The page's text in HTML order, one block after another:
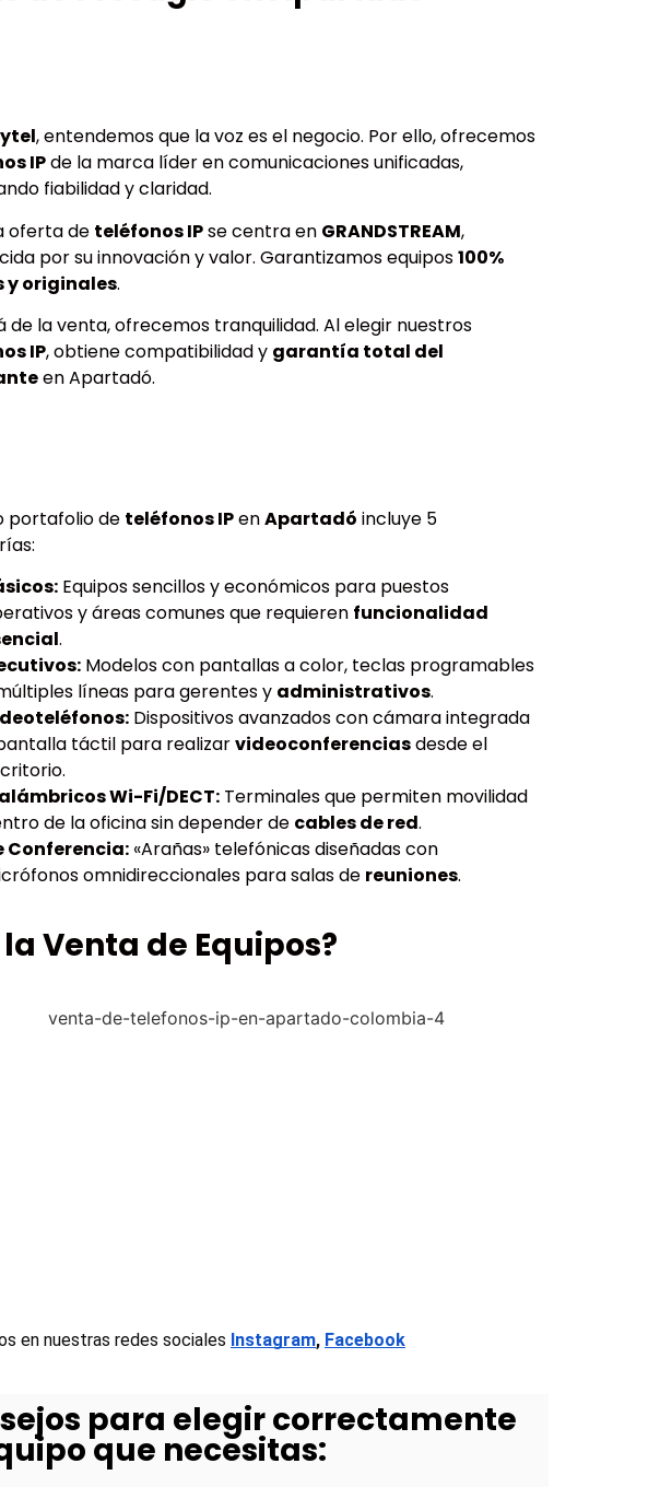
, entendemos que la voz es el negocio. Por ello, ofrecemos
IPde la marca líder en comunicaciones unificadas,
fiabilidad y claridad.
oferta de teléfonos IPse centra en GRANDSTREAM,
por su innovación y valor. Garantizamos equipos100%
y originales.
de la venta, ofrecemos tranquilidad. Al elegir nuestros
IP, obtiene compatibilidad y garantía total del
en Apartadó.
portafolio de teléfonos IPenApartadó incluye 5
Equipos sencillos y económicos para puestos
y áreas comunes que requieren funcionalidad
.
Modelos con pantallas a color, teclas programables
líneas para gerentes y administrativos.
Dispositivos avanzados con cámara integrada
táctil para realizarvideoconferenciasdesde el
Wi-Fi/DECT: Terminales que permiten movilidad
de la oficina sin depender de cables de red.
Conferencia: «Arañas» telefónicas diseñadas con
omnidireccionales para salas de reuniones.
Venta de Equipos?
en nuestras redes sociales Instagram, Facebook
para elegir correctamente
que necesitas: